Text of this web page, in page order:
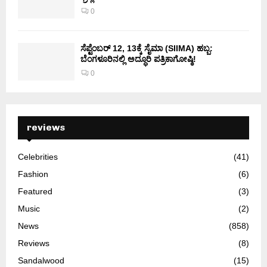
0
ಸೆಪ್ಟೆಂಬರ್ 12, 13ಕ್ಕೆ ಸೈಮಾ (SIIMA) ಹಬ್ಬ:
ಬೆಂಗಳೂರಿನಲ್ಲಿ ಅದ್ಧೂರಿ ಪತ್ರಿಕಾಗೋಷ್ಠಿ!
0
reviews
Celebrities
(41)
Fashion
(6)
Featured
(3)
Music
(2)
News
(858)
Reviews
(8)
Sandalwood
(15)